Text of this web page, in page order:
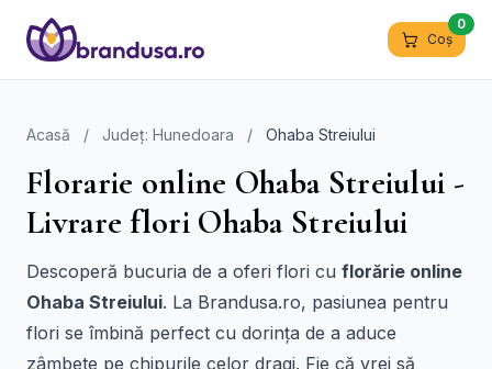
Coș
0
Acasă / Județ: Hunedoara / Ohaba Streiului
Florarie online Ohaba Streiului -
Livrare flori Ohaba Streiului
Descoperă bucuria de a oferi flori cu florărie online
Ohaba Streiului. La Brandusa.ro, pasiunea pentru
flori se îmbină perfect cu dorința de a aduce
zâmbete pe chipurile celor dragi. Fie că vrei să